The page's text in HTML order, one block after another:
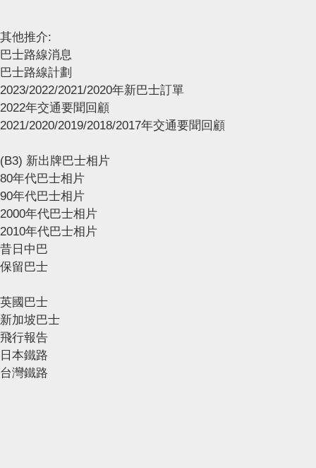
其他推介:
巴士路線消息
巴士路線計劃
2023/2022/2021/2020年新巴士訂單
2022年交通要聞回顧
2021/2020/2019/2018/2017年交通要聞回顧
(B3) 新出牌巴士相片
80年代巴士相片
90年代巴士相片
2000年代巴士相片
2010年代巴士相片
昔日中巴
保留巴士
英國巴士
新加坡巴士
飛行報告
日本鐵路
台灣鐵路